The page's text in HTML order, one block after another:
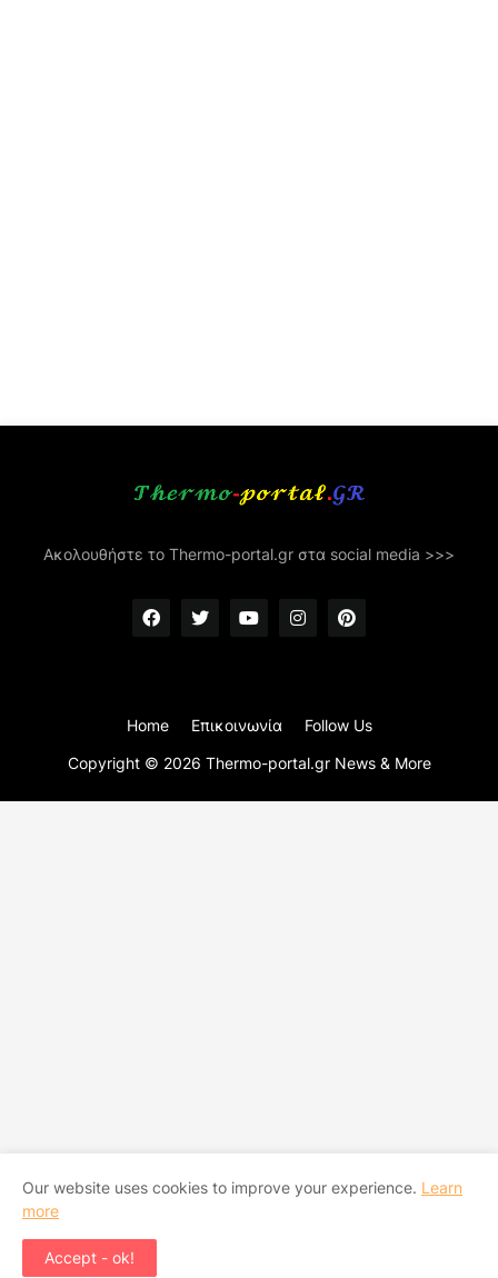
Ακολουθήστε το Thermo-portal.gr στα social media >>>
Copyright © 2026 Thermo-portal.gr News & More
Home Επικοινωνία Follow Us
Our website uses cookies to improve your experience. Learn
more
Accept - ok!